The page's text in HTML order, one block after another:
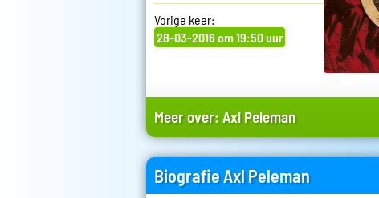
Vorige keer:
28-03-2016 om 19:50 uur
Meer over:Axl Peleman
Biografie Axl Peleman